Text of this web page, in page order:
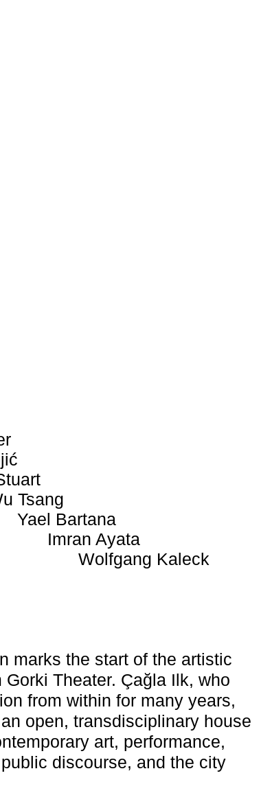
Tsang
Yael Bartana
Imran Ayata
Wolfgang Kaleck
marks the start of the artistic
Theater. Çağla Ilk, who
from within for many years,
open, transdisciplinary house
art, performance,
discourse, and the city